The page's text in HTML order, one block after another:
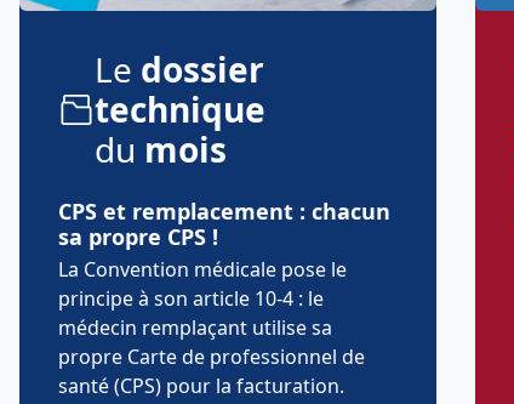
Le dossier
technique
du mois
CPS et remplacement : chacun
sa propre CPS !
La Convention médicale pose le
principe à son article 10-4 : le
médecin remplaçant utilise sa
propre Carte de professionnel de
santé (CPS) pour la facturation.